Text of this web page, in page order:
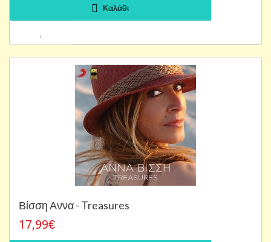
Καλάθι
Βίσση Αννα - Treasures
17,99€